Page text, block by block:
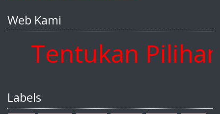
Web Kami
Pilihan
Labels